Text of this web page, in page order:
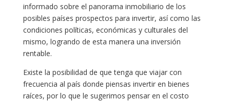
informado sobre el panorama inmobiliario de los
posibles países prospectos para invertir, así como las
condiciones políticas, económicas y culturales del
mismo, logrando de esta manera una inversión
rentable.
Existe la posibilidad de que tenga que viajar con
frecuencia al país donde piensas invertir en bienes
raíces, por lo que le sugerimos pensar en el costo